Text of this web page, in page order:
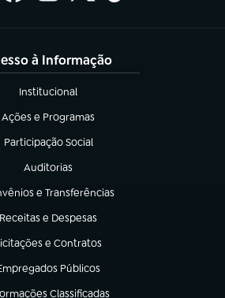
à Informação
Institucional
(abre em nova aba)
Ações e Programas
(abre em nova aba)
Participação Social
(abre em nova aba)
Auditorias
(abre em nova aba)
e Transferências
em nova aba)
Receitas e Despesas
(abre em nova aba)
e Contratos
em nova aba)
Públicos
em nova aba)
Classificadas